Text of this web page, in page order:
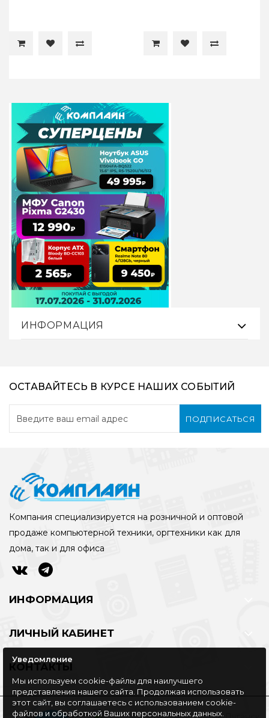
ИНФОРМАЦИЯ
ОСТАВАЙТЕСЬ В КУРСЕ НАШИХ СОБЫТИЙ
ПОДПИСАТЬСЯ
Компания специализируется на розничной и оптовой
продаже компьютерной техники, оргтехники как для
дома, так и для офиса
ИНФОРМАЦИЯ
ЛИЧНЫЙ КАБИНЕТ
КОНТАКТЫ
Уведомление
Мы используем cookie-файлы для наилучшего
представления нашего сайта. Продолжая использовать
этот сайт, вы соглашаетесь с использованием cookie-
файлов и обработкой Ваших персональных данных.